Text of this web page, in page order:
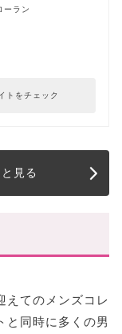
ラン
トをチェック
見る
えてのメンズコレ
と同時に多くの男